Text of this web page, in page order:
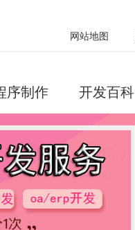
网站地图
序制作 开发百科